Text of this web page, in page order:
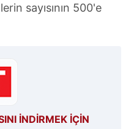
sayısının 500'e
İNDİRMEK İÇİN